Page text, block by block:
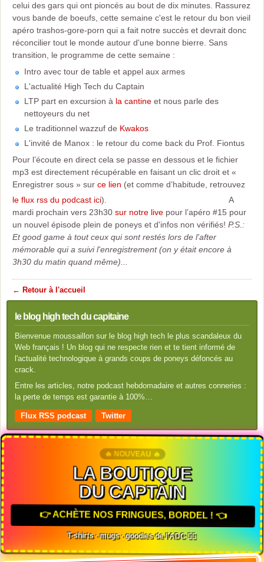
celui des gars qui ont pioncés au bout de dix minutes. Rassurez
vous bande de boeufs, cette semaine c'est le retour du bon vieil
apéro trashos-gore-porn qui a fait notre succès et devrait donc
réconcilier tout le monde autour d'une bonne bierre. Sans
transition, le programme de cette semaine :
Intro avec tour de table et appel aux armes
L'actualité High Tech du Captain
LTP part en excursion à la cantine et nous parle des
nettoyeurs du net
Le traditionnel wazzuf de Kwakos
L'invité de Manox : le retour du come back du Prof. Fiontus
Pour l’écoute en direct cela se passe en dessous et le fichier
mp3 est directement récupérable en faisant un clic droit et «
Enregistrer sous » sur ce lien (et comme d’habitude, retrouvez
le flux rss du podcast ici).
A
mardi prochain vers 23h30 sur notre live pour l’apéro #15 pour
un nouvel épisode plein de poneys et d'infos non vérifiés! P.S.:
Et good game à tout ceux qui sont restés lors de l'after
mémorable qui a suivi l'enregistrement (on y était encore à
3h30 du matin quand même)...
← Retour à l'accueil
le blog high tech du capitaine
Bienvenue moussaillon sur le blog high tech le plus scandaleux du
Web français ! Un blog qui ne respecte rien et te tient informé de
l'actualité technologique à grands coups de poneys défoncés au
crack.
Entre les articles, notre podcast hebdomadaire et autres conneries :
la perte de temps est garantie à 100%…
Flux RSS podcast Twitter
🔥 NOUVEAU 🔥
LA BOUTIQUE
DU CAPTAIN
👉 ACHÈTE NOS FRINGUES, BORDEL ! 👈
T-shirts · mugs · goodies de l'ADC 🏴‍☠️